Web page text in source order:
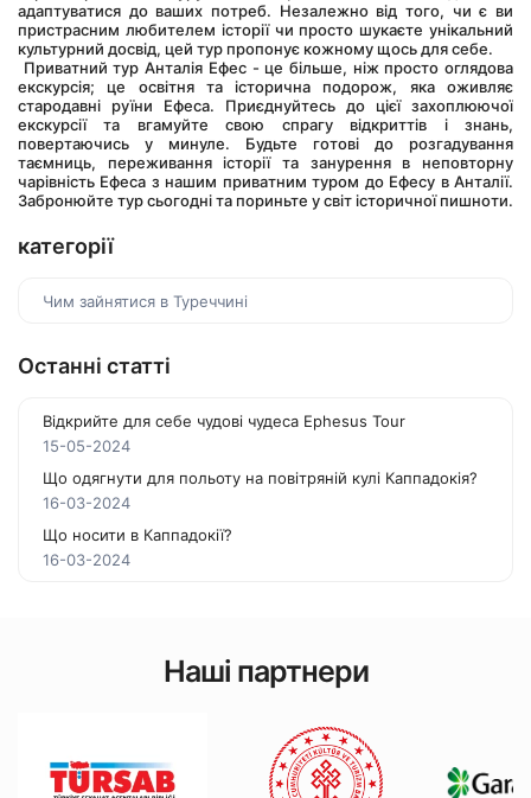
адаптуватися до ваших потреб. Незалежно від того, чи є ви
пристрасним любителем історії чи просто шукаєте унікальний
культурний досвід, цей тур пропонує кожному щось для себе.
екскурсія; це освітня та історична подорож, яка оживляє
стародавні руїни Ефеса. Приєднуйтесь до цієї захоплюючої
екскурсії та вгамуйте свою спрагу відкриттів і знань,
повертаючись у минуле. Будьте готові до розгадування
таємниць, переживання історії та занурення в неповторну
чарівність Ефеса з нашим приватним туром до Ефесу в Анталії.
Забронюйте тур сьогодні та пориньте у світ історичної пишноти.
категорії
Чим зайнятися в Туреччині
Останні статті
Відкрийте для себе чудові чудеса Ephesus Tour
15-05-2024
Що одягнути для польоту на повітряній кулі Каппадокія?
16-03-2024
Що носити в Каппадокії?
16-03-2024
Наші партнери